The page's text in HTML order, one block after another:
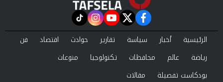
facebook
twitter
youtube
instagram
tiktok
الرئيسية أخبار سياسة تقارير حوادث اقتصاد
فن
رياضة
عالم محافظات تكنولوجيا
منوعات
بودكاست تفصيلة
مقالات